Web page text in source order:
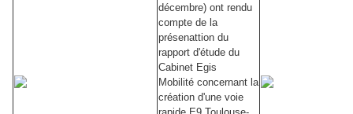
décembre) ont rendu
compte de la
présenattion du
rapport d'étude du
Cabinet Egis
Mobilité concernant la
création d'une voie